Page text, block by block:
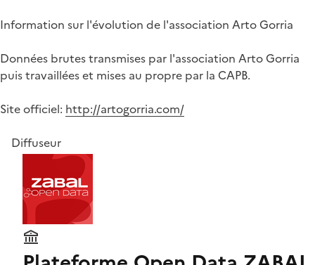
Information sur l'évolution de l'association Arto Gorria
Données brutes transmises par l'association Arto Gorria
puis travaillées et mises au propre par la CAPB.
Site officiel: http://artogorria.com/
Diffuseur